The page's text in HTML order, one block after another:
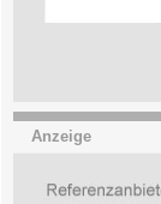
Anzeige